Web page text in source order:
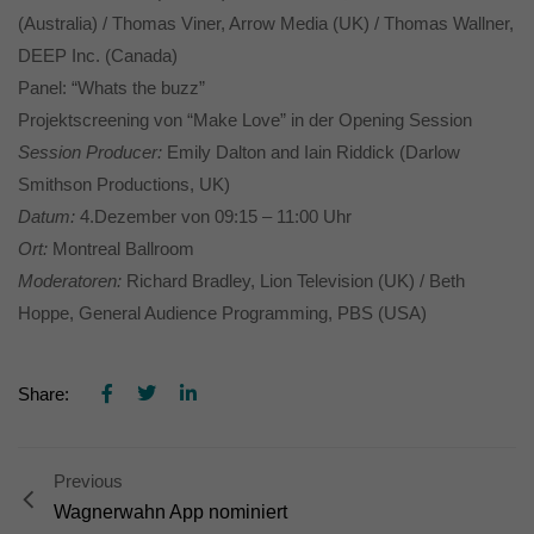
(Australia) / Thomas Viner, Arrow Media (UK) / Thomas Wallner,
DEEP Inc. (Canada)
Panel: “Whats the buzz”
Projektscreening von “Make Love” in der Opening Session
Session Producer: Emily Dalton and Iain Riddick (Darlow
Smithson Productions, UK)
Datum: 4.Dezember von 09:15 – 11:00 Uhr
Ort: Montreal Ballroom
Moderatoren: Richard Bradley, Lion Television (UK) / Beth
Hoppe, General Audience Programming, PBS (USA)
Share:
Previous
Wagnerwahn App nominiert
Erziehungsberechtigten um Erlaubnis bitten.
Wir verwenden Cookies und andere Technologien auf unserer
Website. Einige von ihnen sind essenziell, während andere uns
helfen, diese Website und Ihre Erfahrung zu verbessern.
Adressen), z. B. für personalisierte Anzeigen und Inhalte oder
Anzeigen- und Inhaltsmessung. Weitere Informationen über die
Datenschutzerklärung.
Hier finden Sie eine Übersicht über alle verwendeten Cookies. Sie
weitere Informationen anzeigen lassen und so nur bestimmte
Cookies auswählen.
Alle akzeptieren Speichern
Nur essenzielle Cookies akzeptieren
Essenziell (1)
Essenzielle Cookies ermöglichen grundlegende Funktionen und sind für